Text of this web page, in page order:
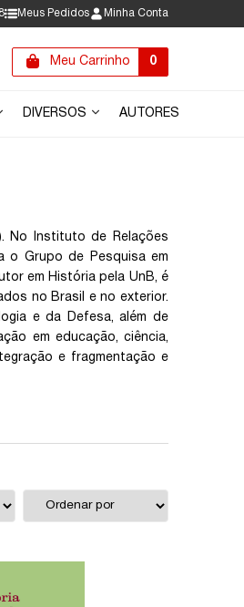
Meus Pedidos Minha Conta
Meu Carrinho 0
DIVERSOS AUTORES
No Instituto de Relações
o Grupo de Pesquisa em
em História pela UnB, é
no Brasil e no exterior.
e da Defesa, além de
em educação, ciência,
e fragmentação e